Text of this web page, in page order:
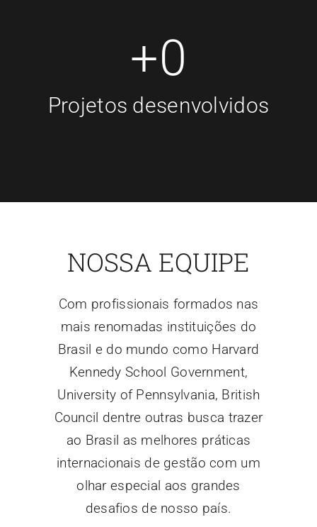
+0
Projetos desenvolvidos
NOSSA EQUIPE
Com profissionais formados nas
mais renomadas instituições do
Brasil e do mundo como Harvard
Kennedy School Government,
University of Pennsylvania, British
Council dentre outras busca trazer
ao Brasil as melhores práticas
internacionais de gestão com um
olhar especial aos grandes
desafios de nosso país.